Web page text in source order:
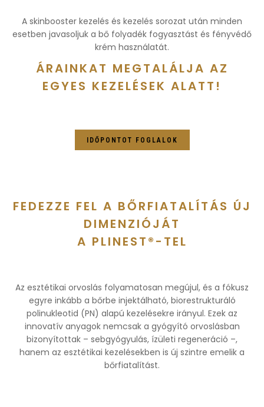
A skinbooster kezelés és kezelés sorozat után minden
esetben javasoljuk a bő folyadék fogyasztást és fényvédő
krém használatát.
ÁRAINKAT MEGTALÁLJA AZ
EGYES KEZELÉSEK ALATT!
IDŐPONTOT FOGLALOK
FEDEZZE FEL A BŐRFIATALÍTÁS ÚJ
DIMENZIÓJÁT
A PLINEST®-TEL
Az esztétikai orvoslás folyamatosan megújul, és a fókusz
egyre inkább a bőrbe injektálható, biorestrukturáló
polinukleotid (PN) alapú kezelésekre irányul. Ezek az
innovatív anyagok nemcsak a gyógyító orvoslásban
bizonyítottak – sebgyógyulás, ízületi regeneráció –,
hanem az esztétikai kezelésekben is új szintre emelik a
bőrfiatalítást.